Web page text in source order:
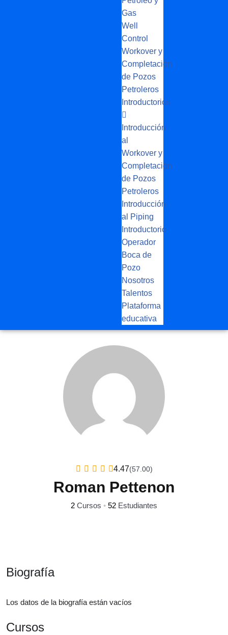
Gas
Well
Control
Workover y
Completación
de Pozos
Petroleros
Introductorios
Introducción
al
Workover y
Completación
de Pozos
Petroleros
Introducción
al Piping
Introductorio
Operador
Boca de
Pozo
Nosotros
Talentos
Plataforma
educativa
4.47(57.00)
Roman Pettenon
2 Cursos • 52 Estudiantes
Biografía
Los datos de la biografía están vacíos
Cursos